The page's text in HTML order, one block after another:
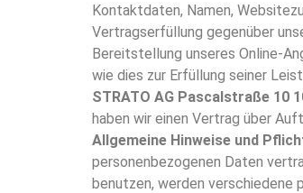
Kontaktdaten, Namen,
Vertragserfüllung gegenüber
Bereitstellung unseres Online-
wie dies zur Erfüllung seiner
STRATO AG Pascalstraße 10
haben wir einen Vertrag über
Allgemeine Hinweise und
personenbezogenen Daten
benutzen, werden verschiedene